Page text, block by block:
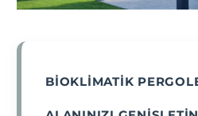
BIOKLIMATIK